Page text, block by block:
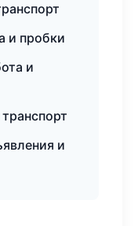
и пробки
и
и